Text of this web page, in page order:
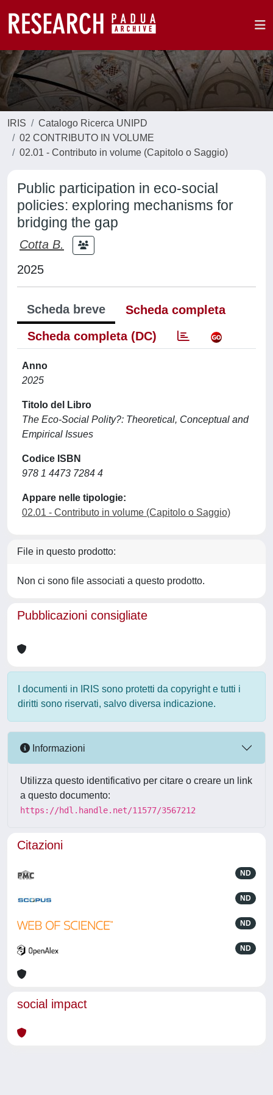
IRIS
Catalogo Ricerca UNIPD
02 CONTRIBUTO IN VOLUME
02.01 - Contributo in volume (Capitolo o Saggio)
Public participation in eco-social
policies: exploring mechanisms for
bridging the gap
Cotta B.
2025
Scheda breve
Scheda completa
Scheda completa (DC)
Anno
2025
Titolo del Libro
The Eco-Social Polity?: Theoretical, Conceptual and
Empirical Issues
Codice ISBN
978 1 4473 7284 4
Appare nelle tipologie:
02.01 - Contributo in volume (Capitolo o Saggio)
File in questo prodotto:
Non ci sono file associati a questo prodotto.
Pubblicazioni consigliate
I documenti in IRIS sono protetti da copyright e tutti i
diritti sono riservati, salvo diversa indicazione.
Informazioni
Utilizza questo identificativo per citare o creare un link
a questo documento:
https://hdl.handle.net/11577/3567212
Citazioni
ND
ND
ND
ND
social impact